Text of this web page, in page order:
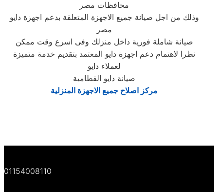
محافظات مصر
وذلك من اجل صيانة جميع الاجهزة المتعلقة بدعم اجهزة دايو
مصر
صيانة شاملة فورية داخل منزلك وفى اسرع وقت ممكن
نظرا لاهتمام دعم اجهزة دايو المعتمد بتقديم خدمة متميزة
لعملاء دايو
صيانة دايو القطامية
مركز اصلاح جميع الاجهزة المنزلية
01154008110